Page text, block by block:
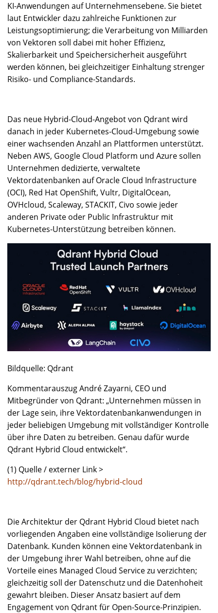
KI-Anwendungen auf Unternehmensebene. Sie bietet
laut Entwickler dazu zahlreiche Funktionen zur
Leistungsoptimierung; die Verarbeitung von Milliarden
von Vektoren soll dabei mit hoher Effizienz,
Skalierbarkeit und Speichersicherheit ausgeführt
werden können, bei gleichzeitiger Einhaltung strenger
Risiko- und Compliance-Standards.
Das neue Hybrid-Cloud-Angebot von Qdrant wird
danach in jeder Kubernetes-Cloud-Umgebung sowie
einer wachsenden Anzahl an Plattformen unterstützt.
Neben AWS, Google Cloud Platform und Azure sollen
Unternehmen dedizierte, verwaltete
Vektordatenbanken auf Oracle Cloud Infrastructure
(OCI), Red Hat OpenShift, Vultr, DigitalOcean,
OVHcloud, Scaleway, STACKIT, Civo sowie jeder
anderen Private oder Public Infrastruktur mit
Kubernetes-Unterstützung betreiben können.
Bildquelle: Qdrant
Kommentarauszug André Zayarni, CEO und
Mitbegründer von Qdrant: „Unternehmen müssen in
der Lage sein, ihre Vektordatenbankanwendungen in
jeder beliebigen Umgebung mit vollständiger Kontrolle
über ihre Daten zu betreiben. Genau dafür wurde
Qdrant Hybrid Cloud entwickelt“.
(1) Quelle / externer Link >
http://qdrant.tech/blog/hybrid-cloud
Die Architektur der Qdrant Hybrid Cloud bietet nach
vorliegenden Angaben eine vollständige Isolierung der
Datenbank. Kunden können eine Vektordatenbank in
der Umgebung ihrer Wahl betreiben, ohne auf die
Vorteile eines Managed Cloud Service zu verzichten;
gleichzeitig soll der Datenschutz und die Datenhoheit
gewahrt bleiben. Dieser Ansatz basiert auf dem
Engagement von Qdrant für Open-Source-Prinzipien.